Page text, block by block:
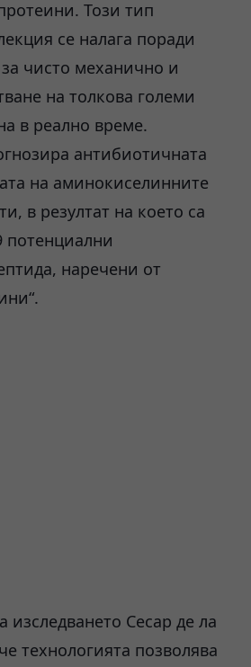
Този тип
се налага поради
чисто механично и
на толкова големи
в реално време.
антибиотичната
на аминокиселинните
в резултат на което са
потенциални
наречени от
изследването Сесар де ла
технологията позволява